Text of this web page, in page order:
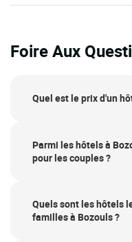
Foire Aux
Quel est le prix d'un
Parmi les hôtels à
pour les couples ?
Quels sont les hôtels
familles à Bozouls ?